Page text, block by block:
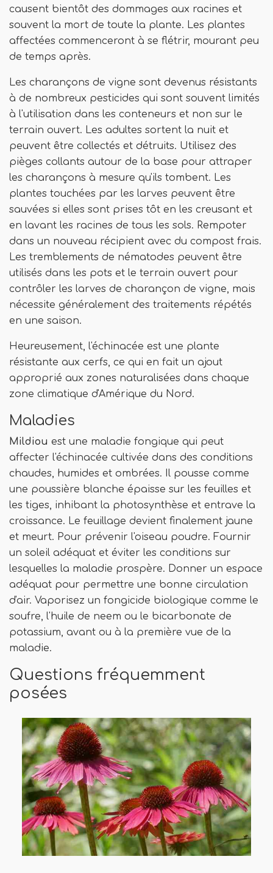
causent bientôt des dommages aux racines et
souvent la mort de toute la plante. Les plantes
affectées commenceront à se flétrir, mourant peu
de temps après.
Les charançons de vigne sont devenus résistants
à de nombreux pesticides qui sont souvent limités
à l'utilisation dans les conteneurs et non sur le
terrain ouvert. Les adultes sortent la nuit et
peuvent être collectés et détruits. Utilisez des
pièges collants autour de la base pour attraper
les charançons à mesure qu'ils tombent. Les
plantes touchées par les larves peuvent être
sauvées si elles sont prises tôt en les creusant et
en lavant les racines de tous les sols. Rempoter
dans un nouveau récipient avec du compost frais.
Les tremblements de nématodes peuvent être
utilisés dans les pots et le terrain ouvert pour
contrôler les larves de charançon de vigne, mais
nécessite généralement des traitements répétés
en une saison.
Heureusement, l'échinacée est une plante
résistante aux cerfs, ce qui en fait un ajout
approprié aux zones naturalisées dans chaque
zone climatique d'Amérique du Nord.
Maladies
Mildiou est une maladie fongique qui peut
affecter l'échinacée cultivée dans des conditions
chaudes, humides et ombrées. Il pousse comme
une poussière blanche épaisse sur les feuilles et
les tiges, inhibant la photosynthèse et entrave la
croissance. Le feuillage devient finalement jaune
et meurt. Pour prévenir l'oiseau poudre. Fournir
un soleil adéquat et éviter les conditions sur
lesquelles la maladie prospère. Donner un espace
adéquat pour permettre une bonne circulation
d'air. Vaporisez un fongicide biologique comme le
soufre, l'huile de neem ou le bicarbonate de
potassium, avant ou à la première vue de la
maladie.
Questions fréquemment
posées